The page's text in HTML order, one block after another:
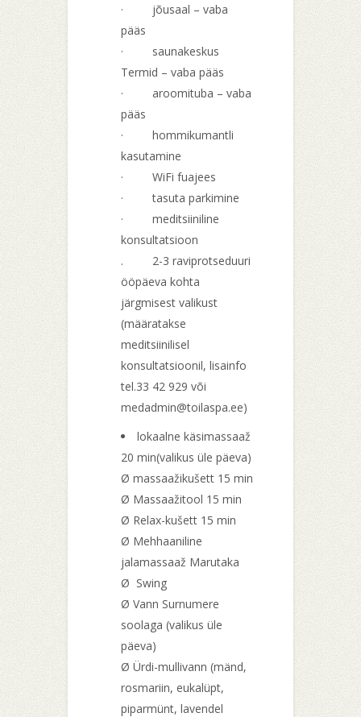
· jõusaal – vaba
pääs
· saunakeskus
Termid – vaba pääs
· aroomituba – vaba
pääs
· hommikumantli
kasutamine
· WiFi fuajees
· tasuta parkimine
· meditsiiniline
konsultatsioon
. 2-3 raviprotseduuri
ööpäeva kohta
järgmisest valikust
(määratakse
meditsiinilisel
konsultatsioonil, lisainfo
tel.33 42 929 või
medadmin@toilaspa.ee)
lokaalne käsimassaaž
20 min(valikus üle päeva)
Ø massaažikušett 15 min
Ø Massaažitool 15 min
Ø Relax-kušett 15 min
Ø Mehhaaniline
jalamassaaž Marutaka
Ø Swing
Ø Vann Surnumere
soolaga (valikus üle
päeva)
Ø Ürdi-mullivann (mänd,
rosmariin, eukalüpt,
piparmünt, lavendel